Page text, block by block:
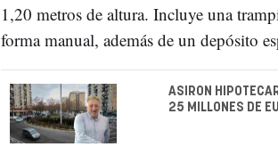
1,20 metros de altura. Incluye una
forma manual, además de un depósito
ASIRON
25 MILLONES DE